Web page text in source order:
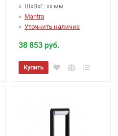
ШхВхГ: xx мм
Mantra
Уточнить наличие
38 853 руб.
Купить